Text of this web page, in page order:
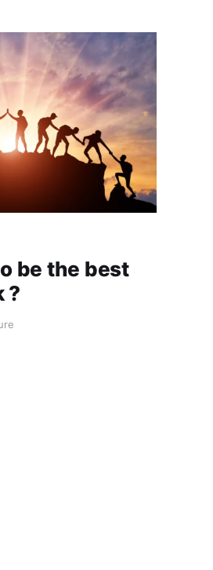
be the best
?